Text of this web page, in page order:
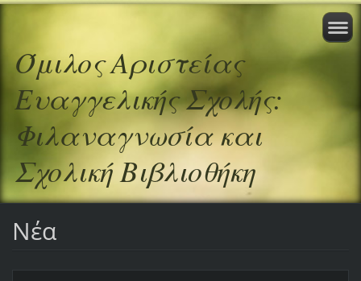
Όμιλος Αριστείας
Ευαγγελικής Σχολής:
Φιλαναγνωσία και
Σχολική Βιβλιοθήκη
Νέα